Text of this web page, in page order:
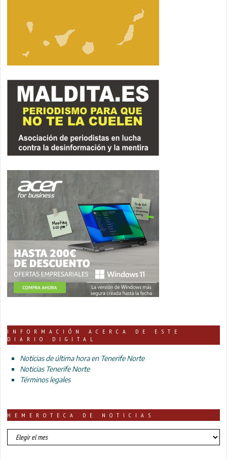
INFORMACIÓN ACERCA DE ESTE
DIARIO DIGITAL
Noticias de última hora en Tenerife Norte
Noticias Tenerife Norte
Términos legales
HEMEROTECA DE NOTICIAS
HEMEROTECA
DE